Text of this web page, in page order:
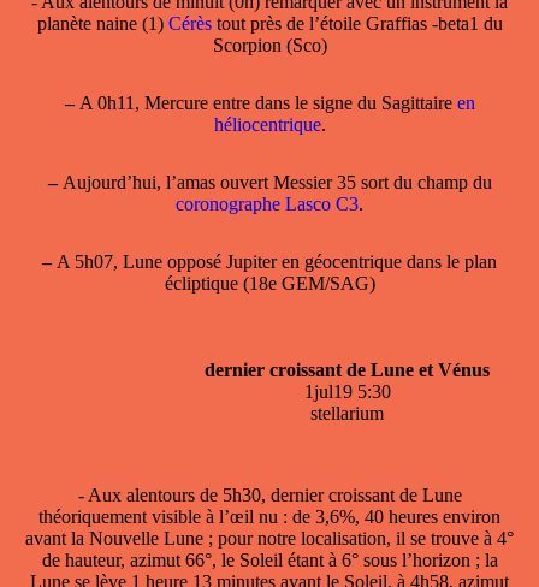
planète naine (1) Cérèstout près de l’étoile Graffias -beta1 du
Scorpion (Sco)
–A 0h11, Mercure entre dans le signe du Sagittaire en
héliocentrique.
–Aujourd’hui, l’amas ouvert Messier 35 sort du champ du
coronographe Lasco C3.
–A 5h07, Lune opposé Jupiter en géocentrique dans le plan
écliptique (18e GEM/SAG)
dernier croissant de Lune et Vénus
1jul19 5:30
stellarium
- Aux alentours de 5h30, dernier croissant de Lune
théoriquement visible à l’œil nu : de 3,6%, 40 heures environ
avant la Nouvelle Lune ; pour notre localisation, il se trouve à 4°
de hauteur, azimut 66°, le Soleil étant à 6° sous l’horizon ; la
Lune se lève 1 heure 13 minutes avant le Soleil, à 4h58, azimut